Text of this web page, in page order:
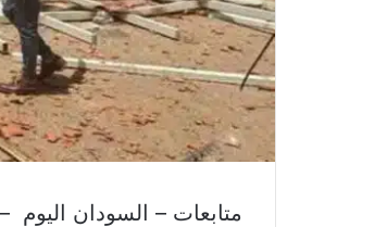
متابعات – السودان اليوم